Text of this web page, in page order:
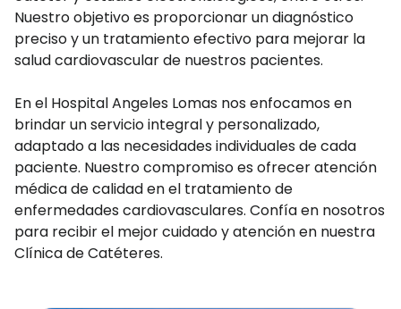
Nuestro objetivo es proporcionar un diagnóstico
preciso y un tratamiento efectivo para mejorar la
salud cardiovascular de nuestros pacientes.
En el Hospital Angeles Lomas nos enfocamos en
brindar un servicio integral y personalizado,
adaptado a las necesidades individuales de cada
paciente. Nuestro compromiso es ofrecer atención
médica de calidad en el tratamiento de
enfermedades cardiovasculares. Confía en nosotros
para recibir el mejor cuidado y atención en nuestra
Clínica de Catéteres.